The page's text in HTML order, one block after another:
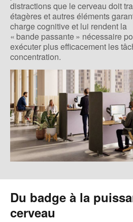
distractions que le cerveau doit
étagères et autres éléments
charge cognitive et lui rendent la
« bande passante » nécessaire
exécuter plus efficacement les
concentration.
Du badge à la
cerveau